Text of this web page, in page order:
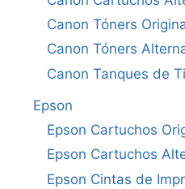
Canon Tóners
Canon Tóners
Canon Tanques de
Epson
Epson Cartuchos
Epson Cartuchos
Epson Cintas de